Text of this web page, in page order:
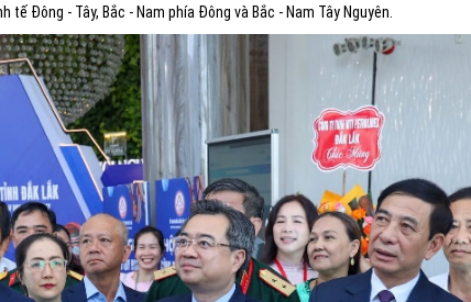
Đông - Tây, Bắc - Nam phía Đông và Bắc - Nam Tây Nguyên.